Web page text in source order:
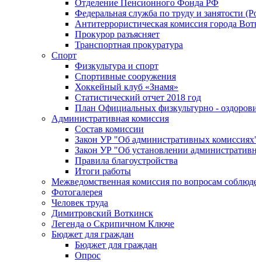
Отделение Пенсионного Фонда РФ
Федеральная служба по труду и занятости
Антитеррористическая комиссия города
Прокурор разъясняет
Транспортная прокуратура
Спорт
Физкультура и спорт
Спортивные сооружения
Хоккейный клуб «Знамя»
Статистический отчет 2018 год
План Официальных физкультурно -
Административная комиссия
Состав комиссии
Закон УР "Об административных
Закон УР "Об установлении
Правила благоустройства
Итоги работы
Межведомственная комиссия по вопросам
Фотогалерея
Человек труда
Димитровский Воткинск
Легенда о Скрипичном Ключе
Бюджет для граждан
Бюджет для граждан
Опрос